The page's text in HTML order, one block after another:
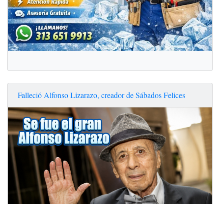
Falleció Alfonso Lizarazo, creador de Sábados Felices